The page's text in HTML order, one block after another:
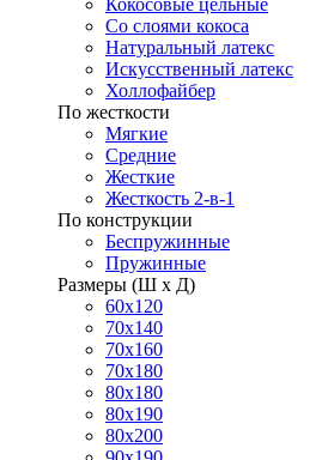
Кокосовые цельные
Со слоями кокоса
Натуральный латекс
Искусственный латекс
Холлофайбер
По жесткости
Мягкие
Средние
Жесткие
Жесткость 2-в-1
По конструкции
Беспружинные
Пружинные
Размеры (Ш х Д)
60х120
70х140
70х160
70х180
80х180
80х190
80х200